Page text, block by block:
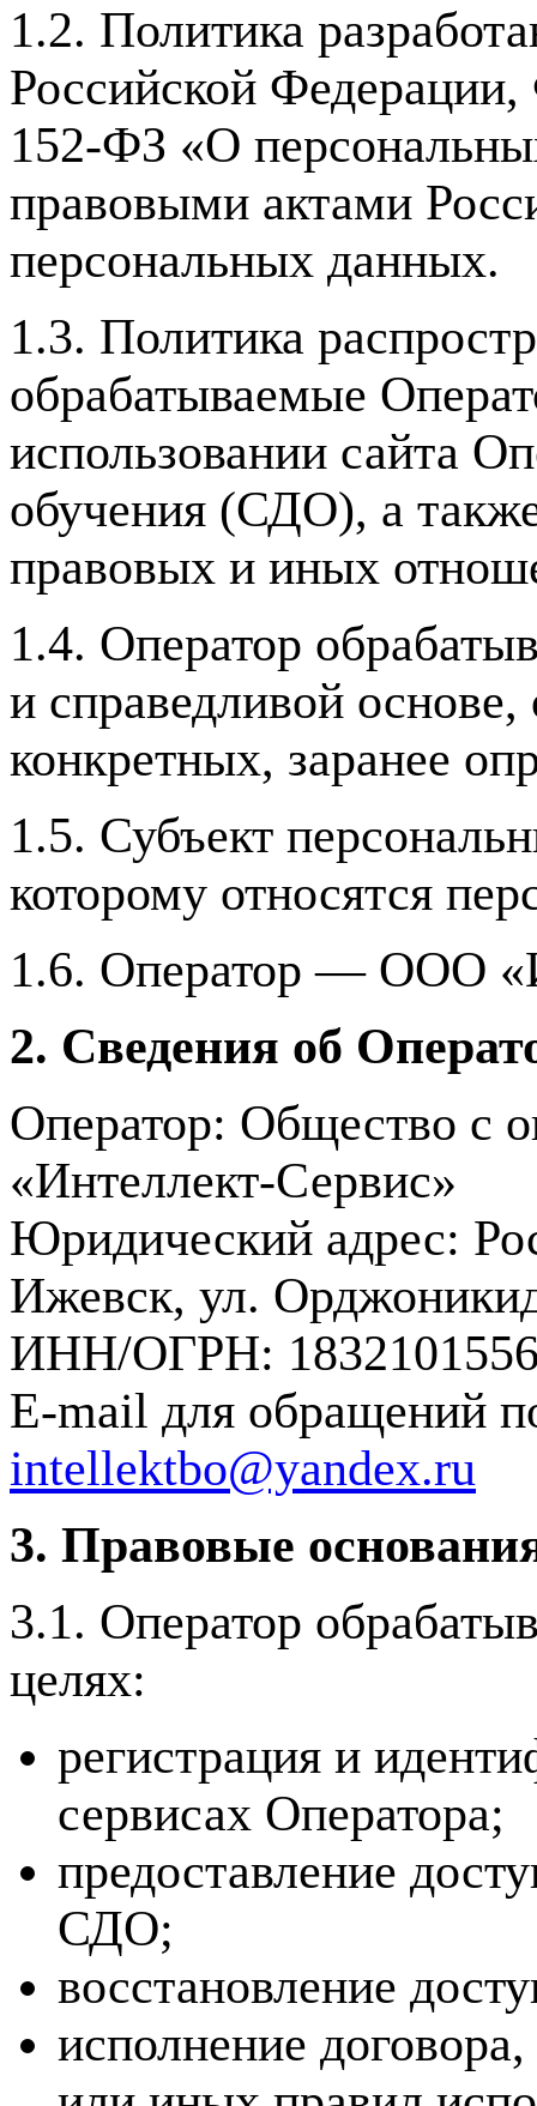
1.2. Политика
Российской
152-ФЗ «О
правовыми актами
персональных данных.
1.3. Политика
обрабатываемые
использовании сайта
обучения (СДО), а
правовых и иных
1.4. Оператор
и справедливой
конкретных, заранее
1.5. Субъект
которому относятся
1.6. Оператор — ООО
2. Сведения об
Оператор: Общество с
«Интеллект-Сервис»
Юридический адрес:
Ижевск, ул.
ИНН/ОГРН: 1832101556
E-mail для обращений
intellektbo@yandex.ru
3. Правовые
3.1. Оператор
целях:
регистрация и
сервисах Оператора;
предоставление
СДО;
восстановление
исполнение